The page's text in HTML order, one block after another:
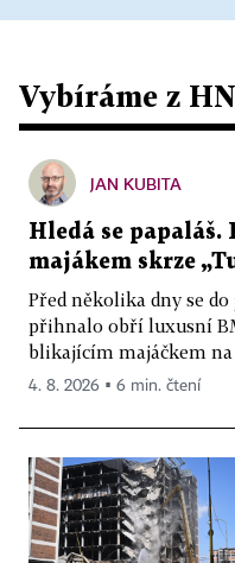
Vybíráme z HN
JAN KUBITA
Hledá se papaláš.
majákem skrze
Před několika dny se
přihnalo obří luxusní
blikajícím majáčkem na
4. 8. 2026 ▪ 6 min. čtení